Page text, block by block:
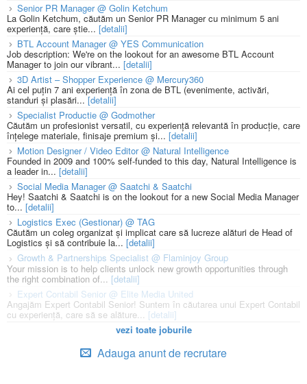
Senior PR Manager @ Golin Ketchum
La Golin Ketchum, căutăm un Senior PR Manager cu minimum 5 ani
experiență, care știe... [detalii]
BTL Account Manager @ YES Communication
Job description: We're on the lookout for an awesome BTL Account
Manager to join our vibrant... [detalii]
3D Artist – Shopper Experience @ Mercury360
Ai cel puțin 7 ani experiență în zona de BTL (evenimente, activări,
standuri și plasări...[detalii]
Specialist Productie @ Godmother
Căutăm un profesionist versatil, cu experiență relevantă în producție, care
înțelege materiale, finisaje premium și... [detalii]
Motion Designer / Video Editor @ Natural Intelligence
Founded in 2009 and 100% self-funded to this day, Natural Intelligence is
a leader in... [detalii]
Social Media Manager @ Saatchi & Saatchi
Hey! Saatchi & Saatchi is on the lookout for a new Social Media Manager
to... [detalii]
Logistics Exec (Gestionar) @ TAG
Căutăm un coleg organizat și implicat care să lucreze alături de Head of
Logistics și să contribuie la... [detalii]
Growth & Partnerships Specialist @ Flaminjoy Group
Your mission is to help clients unlock new growth opportunities through
the right combination of... [detalii]
Expert Contabil Senior @ Elite Media United
Angajăm Expert Contabil Senior! Suntem în căutarea unui Expert Contabil
cu experiență, care să se alăture... [detalii]
vezi toate joburile
Adauga anunt de recrutare